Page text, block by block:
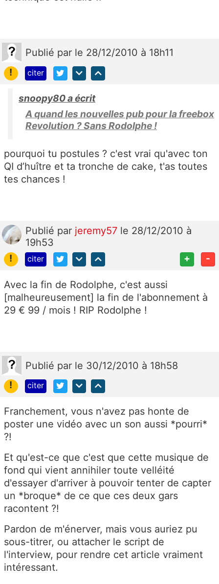
Publié par le 28/12/2010 à 18h11
!
citer
snoopy80 a écrit
A quand les nouvelles pub pour la freebox
Revolution ? Sans Rodolphe !
pourquoi tu postules ? c'est vrai qu'avec ton
QI d’huître et ta tronche de cake, t'as toutes
tes chances !
Publié par jeremy57 le 28/12/2010 à
19h53
!
citer + -
Avec la fin de Rodolphe, c'est aussi
[malheureusement] la fin de l'abonnement à
29 € 99 / mois ! RIP Rodolphe !
Publié par le 30/12/2010 à 18h58
!
citer
Franchement, vous n'avez pas honte de
poster une vidéo avec un son aussi *pourri*
?!
Et qu'est-ce que c'est que cette musique de
fond qui vient annihiler toute velléité
d'essayer d'arriver à pouvoir tenter de capter
un *broque* de ce que ces deux gars
racontent ?!
Pardon de m'énerver, mais vous auriez pu
sous-titrer, ou attacher le script de
l'interview, pour rendre cet article vraiment
intéressant.